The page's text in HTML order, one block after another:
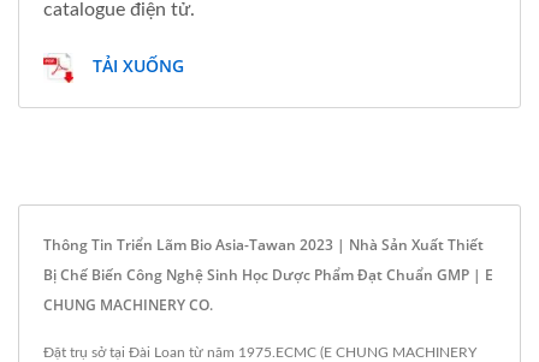
catalogue điện tử.
TẢI XUỐNG
Thông Tin Triển Lãm Bio Asia-Tawan 2023 | Nhà Sản Xuất Thiết
Bị Chế Biến Công Nghệ Sinh Học Dược Phẩm Đạt Chuẩn GMP | E
CHUNG MACHINERY CO.
Đặt trụ sở tại Đài Loan từ năm 1975.ECMC (E CHUNG MACHINERY